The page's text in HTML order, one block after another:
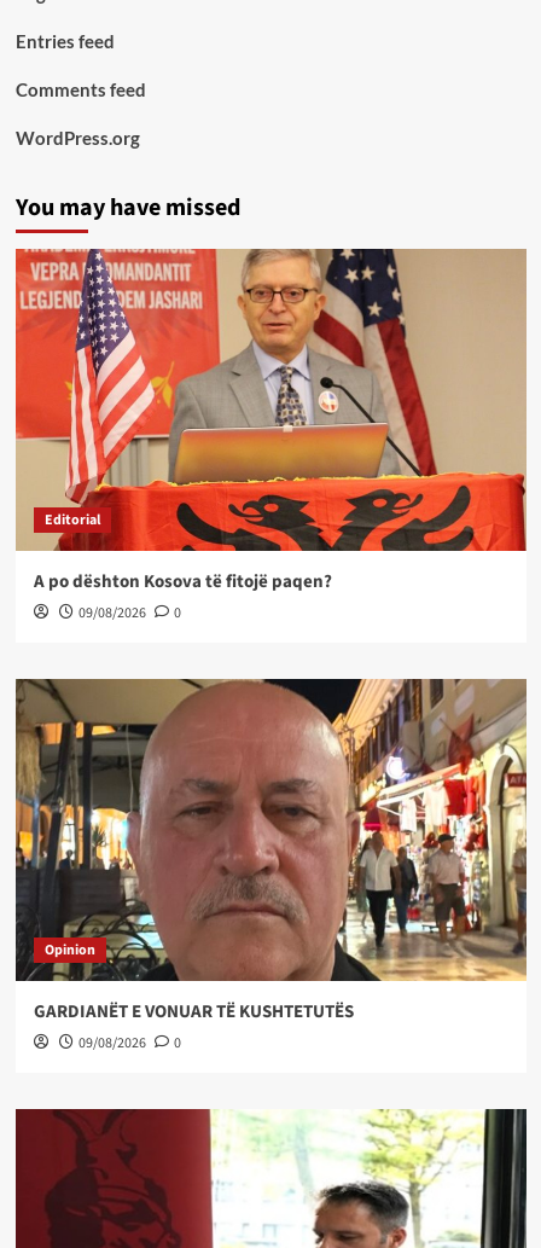
Entries feed
Comments feed
WordPress.org
You may have missed
Editorial
A po dështon Kosova të fitojë paqen?
09/08/2026 0
Opinion
GARDIANËT E VONUAR TË KUSHTETUTËS
09/08/2026 0